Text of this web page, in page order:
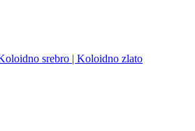
srebro | Koloidno zlato